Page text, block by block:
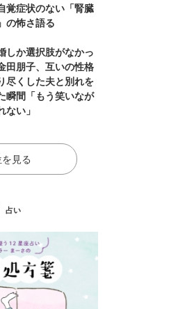
覚症状のない「腎臓
の怖さ語る
しか選択肢がなかっ
田朋子、互いの性格
尽くした夫と別れを
瞬間「もう笑いなが
ない」
見る
占い